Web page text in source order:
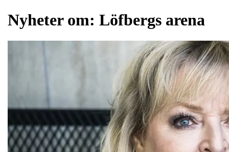
Nyheter om: Löfbergs arena